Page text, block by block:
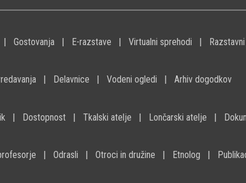
Gostovanja E-razstave Virtualni sprehodi
Delavnice Vodeni ogledi Arhiv dogodkov
Dostopnost Tkalski atelje Lončarski atelje
Odrasli Otroci in družine Etnolog